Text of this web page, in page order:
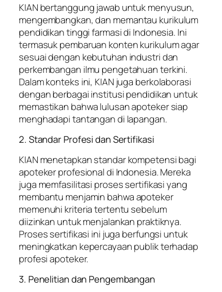
KIAN bertanggung jawab untuk menyusun,
mengembangkan, dan memantau kurikulum
pendidikan tinggi farmasi di Indonesia. Ini
termasuk pembaruan konten kurikulum agar
sesuai dengan kebutuhan industri dan
perkembangan ilmu pengetahuan terkini.
Dalam konteks ini, KIAN juga berkolaborasi
dengan berbagai institusi pendidikan untuk
memastikan bahwa lulusan apoteker siap
menghadapi tantangan di lapangan.
2. Standar Profesi dan Sertifikasi
KIAN menetapkan standar kompetensi bagi
apoteker profesional di Indonesia. Mereka
juga memfasilitasi proses sertifikasi yang
membantu menjamin bahwa apoteker
memenuhi kriteria tertentu sebelum
diizinkan untuk menjalankan praktiknya.
Proses sertifikasi ini juga berfungsi untuk
meningkatkan kepercayaan publik terhadap
profesi apoteker.
3. Penelitian dan Pengembangan